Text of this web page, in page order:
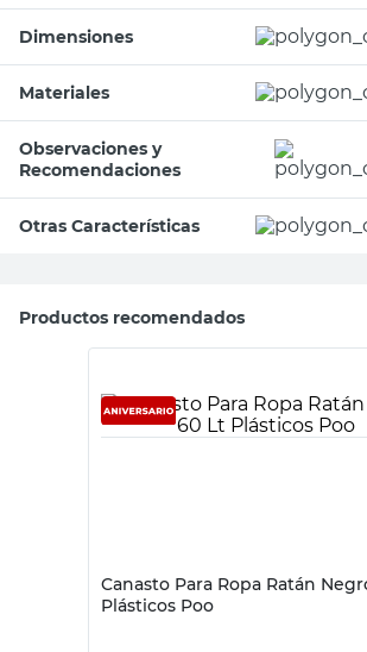
Dimensiones
Materiales
Observaciones y
Recomendaciones
Otras Características
Productos recomendados